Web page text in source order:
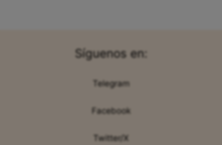
Síguenos en:
Telegram
Facebook
Twitter/X